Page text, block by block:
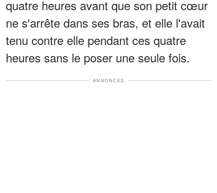
quatre heures avant que son petit cœur
ne s'arrête dans ses bras, et elle l'avait
tenu contre elle pendant ces quatre
heures sans le poser une seule fois.
ANNONCES